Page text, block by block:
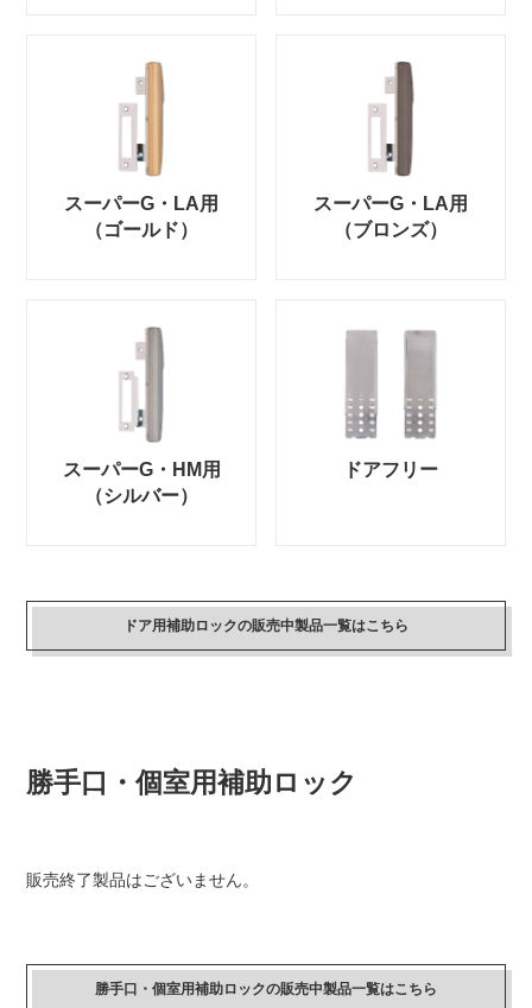
スーパーG・LA用
（ゴールド）
スーパーG・LA用
（ブロンズ）
スーパーG・HM用
（シルバー）
ドアフリー
ドア用補助ロックの販売中製品一覧はこちら
勝手口・個室用補助ロック
販売終了製品はございません。
勝手口・個室用補助ロックの販売中製品一覧はこちら